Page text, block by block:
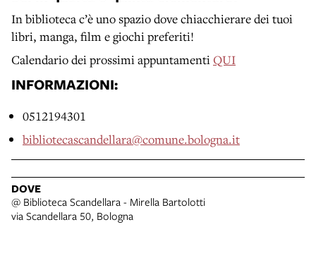
In biblioteca c’è uno spazio dove chiacchierare dei tuoi
libri, manga, film e giochi preferiti!
Calendario dei prossimi appuntamentiQUI
INFORMAZIONI:
0512194301
bibliotecascandellara@comune.bologna.it
DOVE
@ Biblioteca Scandellara - Mirella Bartolotti
via Scandellara 50, Bologna